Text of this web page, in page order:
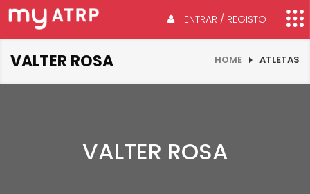
ENTRAR / REGISTO
VALTER ROSA HOME ATLETAS
VALTER ROSA